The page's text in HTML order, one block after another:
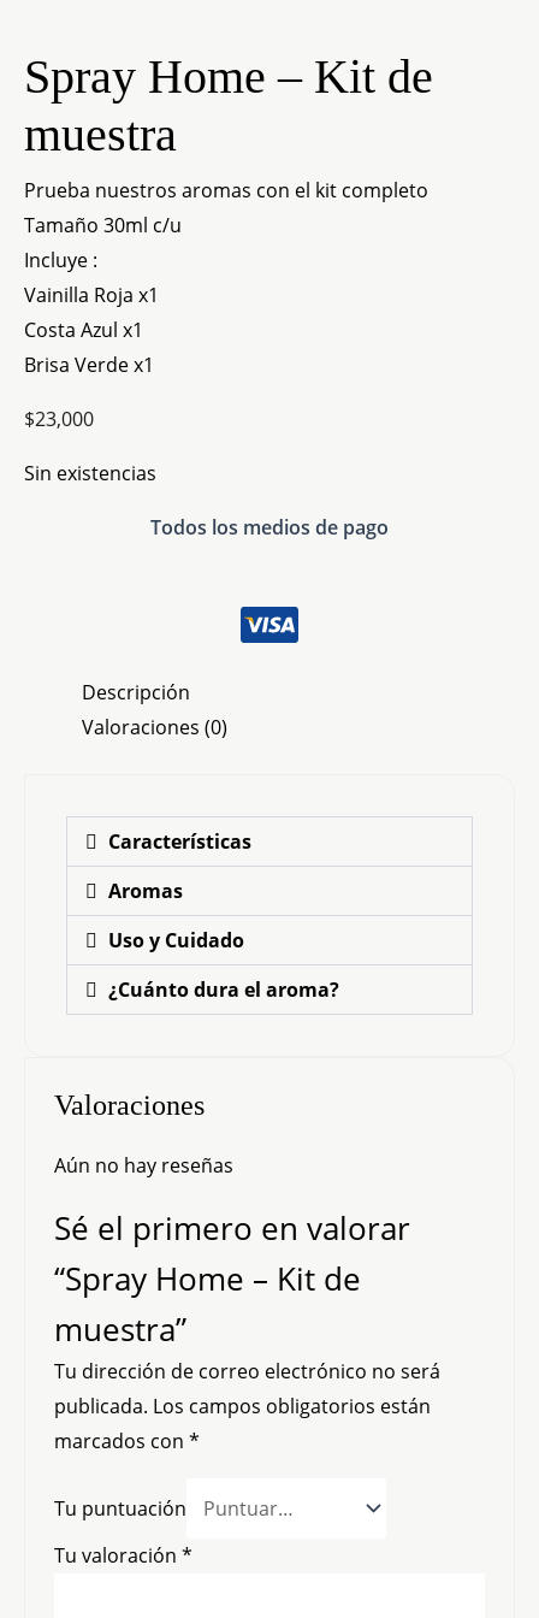
Spray Home – Kit de
muestra
Prueba nuestros aromas con el kit completo
Tamaño 30ml c/u
Incluye :
Vainilla Roja x1
Costa Azul x1
Brisa Verde x1
$23,000
Sin existencias
Todos los medios de pago
Descripción
Valoraciones (0)
Características
Aromas
Uso y Cuidado
¿Cuánto dura el aroma?
Valoraciones
Aún no hay reseñas
Sé el primero en valorar
“Spray Home – Kit de
muestra”
Tu dirección de correo electrónico no será
publicada. Los campos obligatorios están
marcados con *
Tu puntuación
Tu valoración *